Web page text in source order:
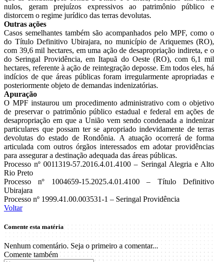
nulos, geram prejuízos expressivos ao patrimônio público e
distorcem o regime jurídico das terras devolutas.
Outras ações
Casos semelhantes também são acompanhados pelo MPF, como o
do Título Definitivo Ubirajara, no município de Ariquemes (RO),
com 39,6 mil hectares, em uma ação de desapropriação indireta, e o
do Seringal Providência, em Itapuã do Oeste (RO), com 6,1 mil
hectares, referente à ação de reintegração deposse. Em todos eles, há
indícios de que áreas públicas foram irregularmente apropriadas e
posteriormente objeto de demandas indenizatórias.
Apuração
O MPF instaurou um procedimento administrativo com o objetivo
de preservar o patrimônio público estadual e federal em ações de
desapropriação em que a União vem sendo condenada a indenizar
particulares que possam ter se apropriado indevidamente de terras
devolutas do estado de Rondônia. A atuação ocorrerá de forma
articulada com outros órgãos interessados em adotar providências
para assegurar a destinação adequada das áreas públicas.
Processo nº 0011319-57.2016.4.01.4100 – Seringal Alegria e Alto
Rio Preto
Processo nº 1004659-15.2025.4.01.4100 – Título Definitivo
Ubirajara
Processo nº 1999.41.00.003531-1 – Seringal Providência
Voltar
Comente esta matéria
Nenhum comentário. Seja o primeiro a comentar...
Comente também